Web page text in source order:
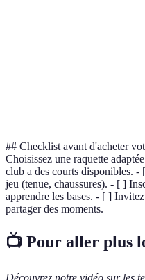
## Checklist avant d'acheter
Choisissez une raquette
club a des courts disponibles. -
jeu (tenue, chaussures). - [ ]
apprendre les bases. - [ ]
partager des moments.
📺 Pour aller plus
Découvrez notre vidéo sur les